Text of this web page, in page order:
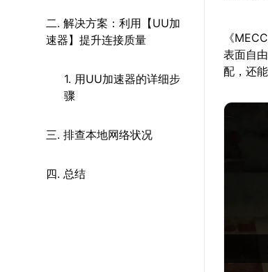
二. 解决方案：利用【UU加
速器】提升连接质量
1. 用UU加速器的详细步
骤
三. 排查本地网络状况
四. 总结
《
表面自
配，还